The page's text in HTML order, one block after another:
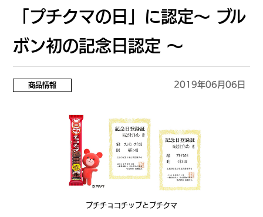
「プチクマの⽇」に認定〜 ブル
ボン初の記念⽇認定 〜
商品情報 2019年06月06日
プチチョコチップとプチクマ